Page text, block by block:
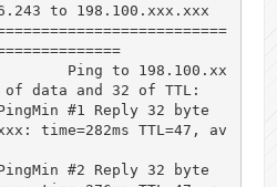
to 198.100.xxx.xxx
Ping to 198.100.xx
data and 32 of TTL:
#1 Reply 32 byte
time=282ms TTL=47, av
#2 Reply 32 byte